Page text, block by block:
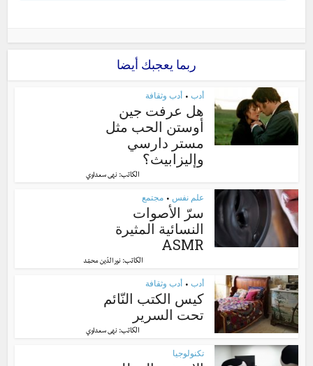
ربما يعجبك أيضا
أدب • أدب وثقافة
هل عرفت جين
أوستن الحب مثل
مستر دارسي
وإليزابيث؟
الكاتب: نهى سعداوي
علم نفس • مجتمع
سرّ الأصوات
النسائية المثيرة
ASMR
الكاتب:نور الدّين محمّد
أدب • أدب وثقافة
كيس الكتب النّائم
تحت السرير
الكاتب: نهى سعداوي
تكنولوجيا